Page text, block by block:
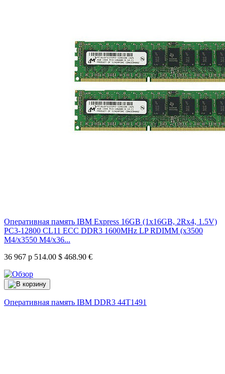
Оперативная память IBM Express 16GB (1x16GB, 2Rx4, 1.5V)
PC3-12800 CL11 ECC DDR3 1600MHz LP RDIMM (x3500
M4/x3550 M4/x36...
36 967 р 514.00 $ 468.90 €
Оперативная память IBM DDR3 44T1491